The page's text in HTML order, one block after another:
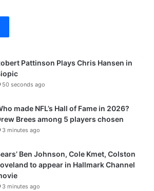
Pattinson Plays Chris Hansen in
50 seconds ago
made NFL’s Hall of Fame in 2026?
Brees among 5 players chosen
3 minutes ago
Ben Johnson, Cole Kmet, Colston
to appear in Hallmark Channel
3 minutes ago